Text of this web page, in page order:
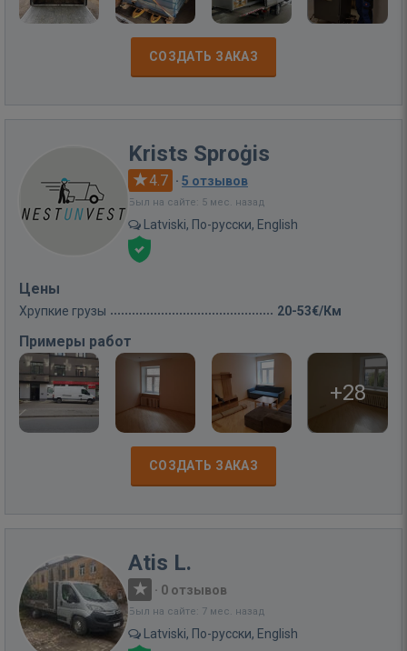
СОЗДАТЬ ЗАКАЗ
Krists Sproġis
4.7 · 5 отзывов
Был на сайте: 5 мес. назад
Latviski, По-русски, English
Цены
Хрупкие грузы 20-53€/Км
Примеры работ
+28
СОЗДАТЬ ЗАКАЗ
Atis L.
· 0 отзывов
Был на сайте: 7 мес. назад
Latviski, По-русски, English